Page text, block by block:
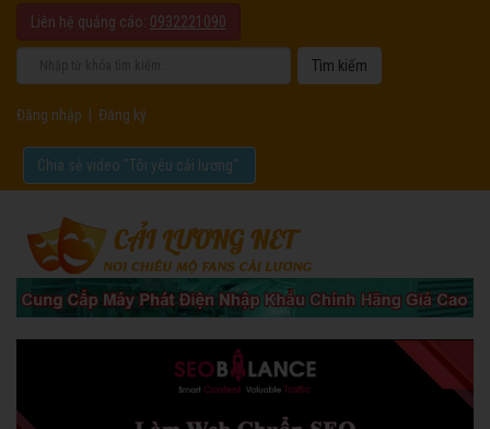
Liên hệ quảng cáo: 0932221090
Đăng nhập Đăng ký
Chia sẻ video "Tôi yêu cải lương".